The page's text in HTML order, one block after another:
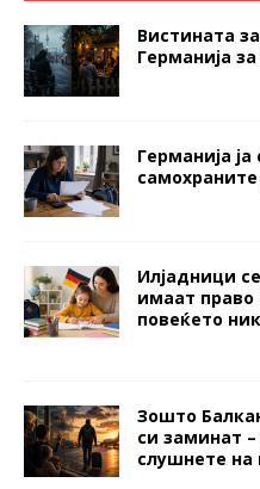
Вистината
Германија за
Германија
Илјадници
имаат
повеќето
Зошто
си заминат
слушнете на